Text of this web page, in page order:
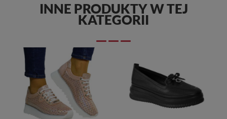
INNE PRODUKTY W TEJ
KATEGORII